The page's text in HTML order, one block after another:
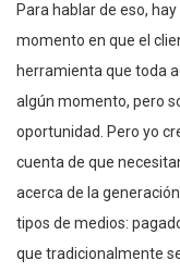
Para hablar de eso,
momento en que el
herramienta que toda
algún momento, pero
oportunidad. Pero yo
cuenta de que
acerca de la
tipos de medios:
que tradicionalmente